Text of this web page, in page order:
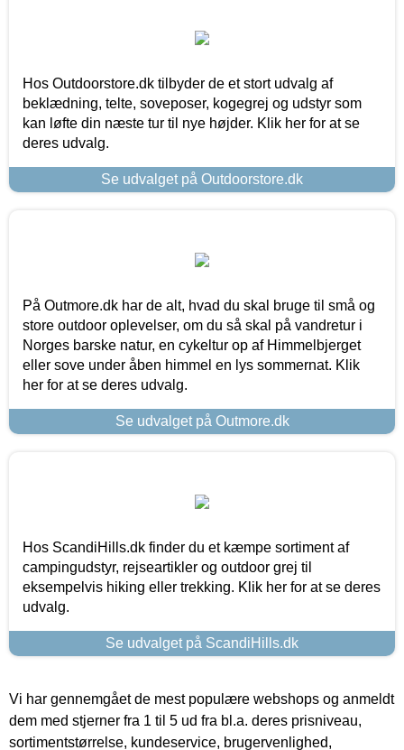
Hos Outdoorstore.dk tilbyder de et stort udvalg af
beklædning, telte, soveposer, kogegrej og udstyr som
kan løfte din næste tur til nye højder. Klik her for at se
deres udvalg.
Se udvalget på Outdoorstore.dk
På Outmore.dk har de alt, hvad du skal bruge til små og
store outdoor oplevelser, om du så skal på vandretur i
Norges barske natur, en cykeltur op af Himmelbjerget
eller sove under åben himmel en lys sommernat. Klik
her for at se deres udvalg.
Se udvalget på Outmore.dk
Hos ScandiHills.dk finder du et kæmpe sortiment af
campingudstyr, rejseartikler og outdoor grej til
eksempelvis hiking eller trekking. Klik her for at se deres
udvalg.
Se udvalget på ScandiHills.dk
Vi har gennemgået de mest populære webshops og anmeldt
dem med stjerner fra 1 til 5 ud fra bl.a. deres prisniveau,
sortimentstørrelse, kundeservice, brugervenlighed,